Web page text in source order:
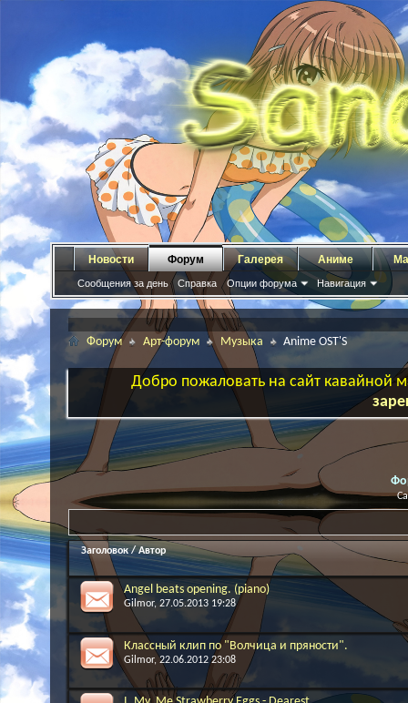
Новости Форум
Сообщения за день Справка Опции форума Навигация
Галерея Аниме
Форум Арт-форум Музыка Anime OST'S
Добро пожаловать на сайт кавайной
Заголовок/Автор
Angel beats opening. (piano)
Gilmor, 27.05.2013 19:28
Классный клип по "Волчица и пряности".
Gilmor, 22.06.2012 23:08